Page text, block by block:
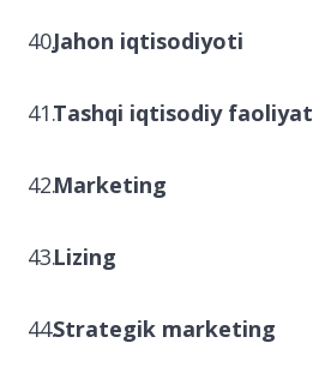
Jahon iqtisodiyoti
Tashqi iqtisodiy faoliyat
Marketing
Lizing
Strategik marketing